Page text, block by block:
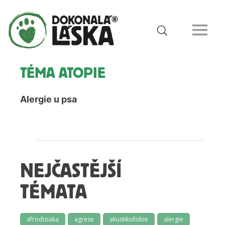
TÉMA ATOPIE
Alergie u psa
NEJČASTĚJŠÍ
TÉMATA
afrodiziaka agrese akustikofobie
alergie